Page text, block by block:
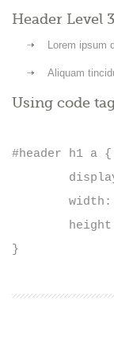
Header Level 3
Lorem ipsum
Aliquam
Using code
#header h1 a {
	width: 300px;
}